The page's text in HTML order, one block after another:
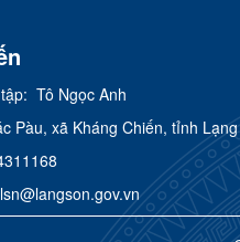
Tô Ngọc Anh
Pàu, xã Kháng Chiến, tỉnh